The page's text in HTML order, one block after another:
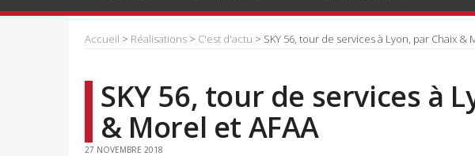
Accueil > Réalisations > C'est d'actu > SKY 56, tour de services à Lyon, par Chaix &
SKY 56, tour de services à
& Morel et AFAA
27 NOVEMBRE 2018